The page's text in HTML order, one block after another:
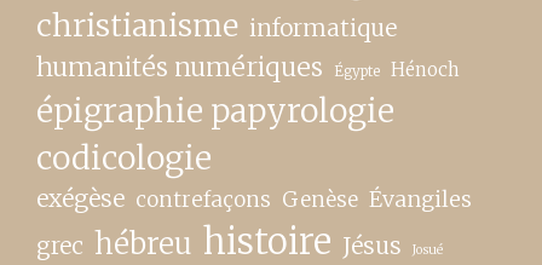
christianisme informatique
humanités numériques Égypte Hénoch
épigraphie papyrologie
codicologie
exégèse contrefaçons Genèse Évangiles
grec hébreu histoire Jésus Josué